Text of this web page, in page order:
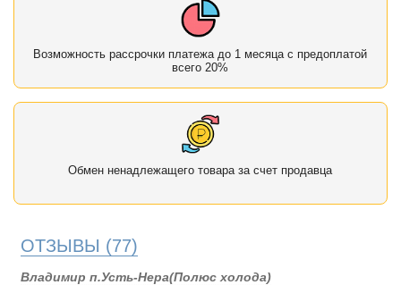
Возможность рассрочки платежа до 1 месяца с предоплатой
всего 20%
Обмен ненадлежащего товара за счет продавца
ОТЗЫВЫ (77)
Владимир п.Усть-Нера(Полюс холода)